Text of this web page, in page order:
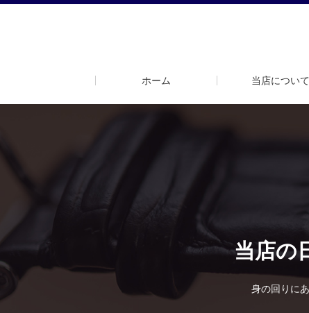
ホーム 当店について
当店の
身の回りに